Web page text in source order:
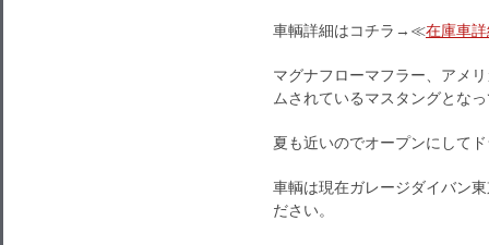
車輌詳細はコチラ→≪在庫車
マグナフローマフラー、アメ
ムされているマスタングとな
夏も近いのでオープンにして
車輌は現在ガレージダイバン
ださい。